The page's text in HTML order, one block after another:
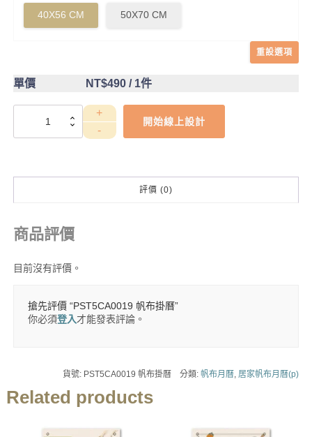
40X56 CM 50X70 CM
重設選項
單價 NT$490/ 1件
PST5CA0019
開始線上設計
評價 (0)
商品評價
目前沒有評價。
搶先評價 “PST5CA0019 帆布掛曆”
你必須登入才能發表評論。
貨號: PST5CA0019 帆布掛曆 分類:帆布月曆 居家帆布月曆(p)
Related products